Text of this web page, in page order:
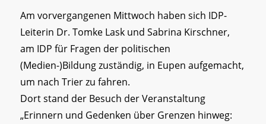
Am vorvergangenen Mittwoch haben sich IDP-
Leiterin Dr. Tomke Lask und Sabrina Kirschner,
am IDP für Fragen der politischen
(Medien-)Bildung zuständig, in Eupen aufgemacht,
um nach Trier zu fahren.
Dort stand der Besuch der Veranstaltung
„Erinnern und Gedenken über Grenzen hinweg: